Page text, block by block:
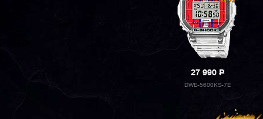
27 990P
DWE-5600KS-7E